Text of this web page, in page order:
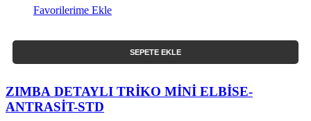
Favorilerime Ekle
SEPETE EKLE
ZIMBA DETAYLI TRİKO MİNİ ELBİSE-
ANTRASİT-STD